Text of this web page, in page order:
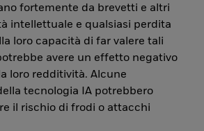
fortemente da brevetti e altri
intellettuale e qualsiasi perdita
loro capacità di far valere tali
avere un effetto negativo
loro redditività. Alcune
tecnologia IA potrebbero
il rischio di frodi o attacchi